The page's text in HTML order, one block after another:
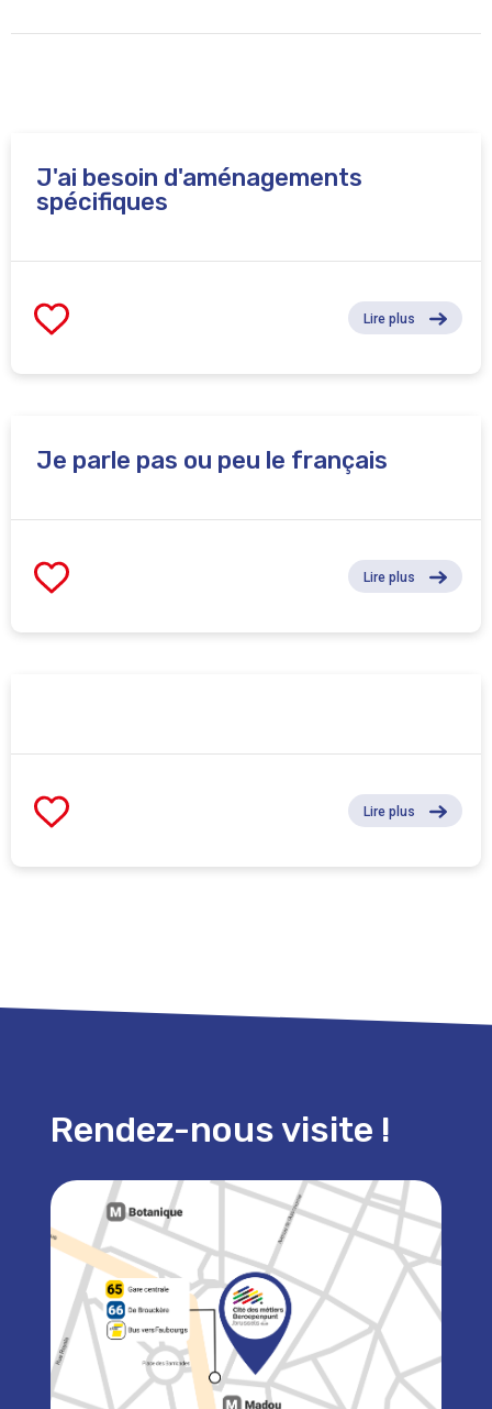
J'ai besoin d'aménagements
spécifiques
Lire plus
Je parle pas ou peu le français
Lire plus
Lire plus
Rendez-nous visite !